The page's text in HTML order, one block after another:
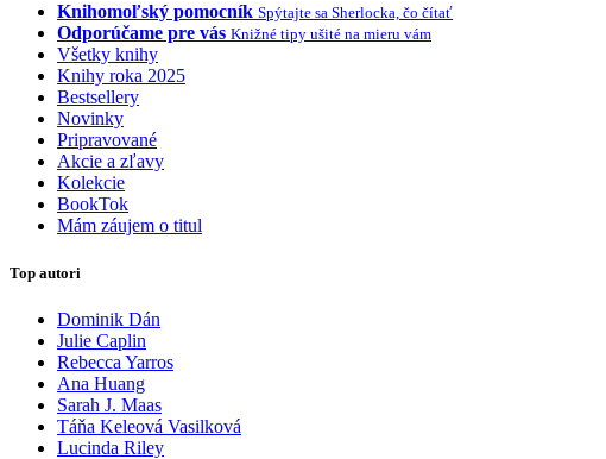
Knihomoľský pomocník Spýtajte sa Sherlocka, čo čítať
Odporúčame pre vás Knižné tipy ušité na mieru vám
Všetky knihy
Knihy roka 2025
Bestsellery
Novinky
Pripravované
Akcie a zľavy
Kolekcie
BookTok
Mám záujem o titul
Top autori
Dominik Dán
Julie Caplin
Rebecca Yarros
Ana Huang
Sarah J. Maas
Táňa Keleová Vasilková
Lucinda Riley